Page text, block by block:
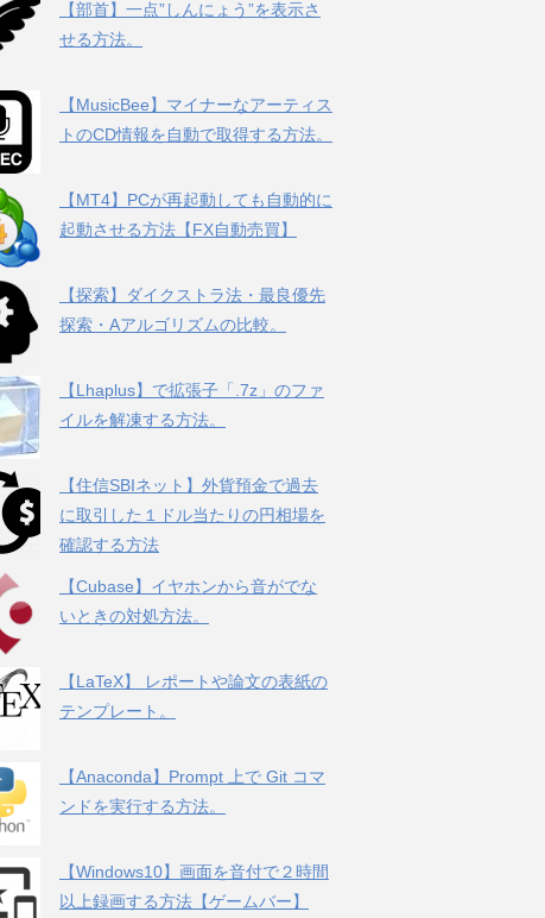
【部首】一点”しんにょう”を表示さ
せる方法。
【MusicBee】マイナーなアーティス
トのCD情報を自動で取得する方法。
【MT4】PCが再起動しても自動的に
起動させる方法【FX自動売買】
【探索】ダイクストラ法・最良優先
探索・Aアルゴリズムの比較。
【Lhaplus】で拡張子「.7z」のファ
イルを解凍する方法。
【住信SBIネット】外貨預金で過去
に取引した１ドル当たりの円相場を
確認する方法
【Cubase】イヤホンから音がでな
いときの対処方法。
【LaTeX】 レポートや論文の表紙の
テンプレート。
【Anaconda】Prompt 上で Git コマ
ンドを実行する方法。
【Windows10】画面を音付で２時間
以上録画する方法【ゲームバー】